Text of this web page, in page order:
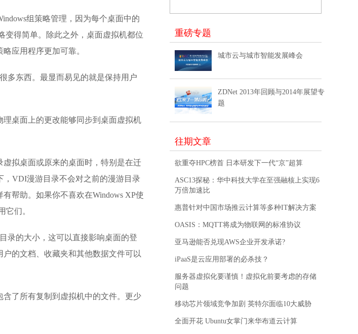
组策略管理，因为每个桌面中的
变得简单。除此之外，桌面虚拟机都位
应用程序更加可靠。
多东西。最显而易见的就是保持用户
桌面上的更改能够同步到桌面虚拟机
拟桌面或原来的桌面时，特别是在迁
VDI漫游目录不会对之前的漫游目录
帮助。如果你不喜欢在Windows XP使
它们。
录的大小，这可以直接影响桌面的登
的文档、收藏夹和其他数据文件可以
了所有复制到虚拟机中的文件。更少
重磅专题
城市云与城市智能发展峰会
ZDNet 2013年回顾与2014年展望专
题
往期文章
欲重夺HPC榜首 日本研发下一代“京”超算
ASC13探秘：华中科技大学在至强融核上实现6
万倍加速比
惠普针对中国市场推云计算等多种IT解决方案
OASIS：MQTT将成为物联网的标准协议
亚马逊能否兑现AWS企业开发承诺?
iPaaS是云应用部署的必杀技？
服务器虚拟化要谨慎！虚拟化前要考虑的存储
问题
移动芯片领域竞争加剧 英特尔面临10大威胁
全面开花 Ubuntu女掌门来华布道云计算